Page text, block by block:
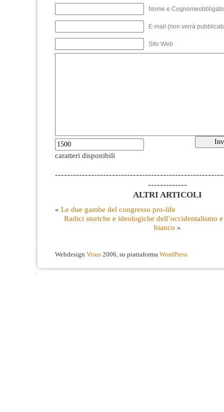
Nome e
E-mail (non verrà
Sito Web
caratteri disponibili
-------------
ALTRI ARTICOLI
« Le due gambe del congresso pro-life
Radici storiche e ideologiche dell’occidentalismo
bianco »
Webdesign Visus 2006, su piattaforma WordPress